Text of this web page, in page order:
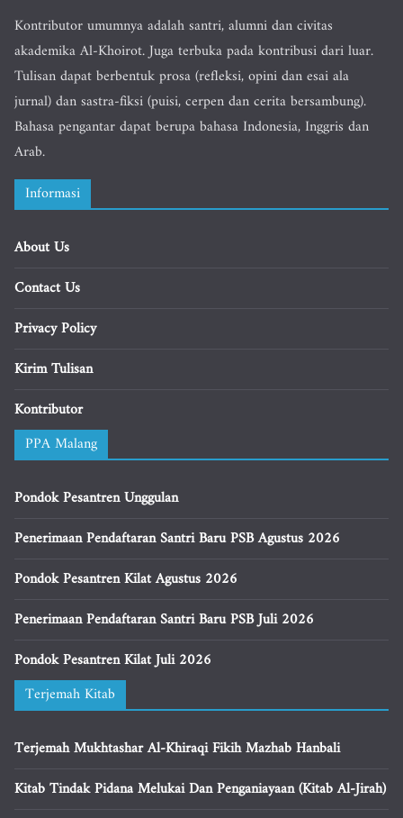
Kontributor umumnya adalah santri, alumni dan civitas
akademika Al-Khoirot. Juga terbuka pada kontribusi dari luar.
Tulisan dapat berbentuk prosa (refleksi, opini dan esai ala
jurnal) dan sastra-fiksi (puisi, cerpen dan cerita bersambung).
Bahasa pengantar dapat berupa bahasa Indonesia, Inggris dan
Arab.
Informasi
About Us
Contact Us
Privacy Policy
Kirim Tulisan
Kontributor
PPA Malang
Pondok Pesantren Unggulan
Penerimaan Pendaftaran Santri Baru PSB Agustus 2026
Pondok Pesantren Kilat Agustus 2026
Penerimaan Pendaftaran Santri Baru PSB Juli 2026
Pondok Pesantren Kilat Juli 2026
Terjemah Kitab
Terjemah Mukhtashar Al-Khiraqi Fikih Mazhab Hanbali
Kitab Tindak Pidana Melukai Dan Penganiayaan (Kitab Al-Jirah)